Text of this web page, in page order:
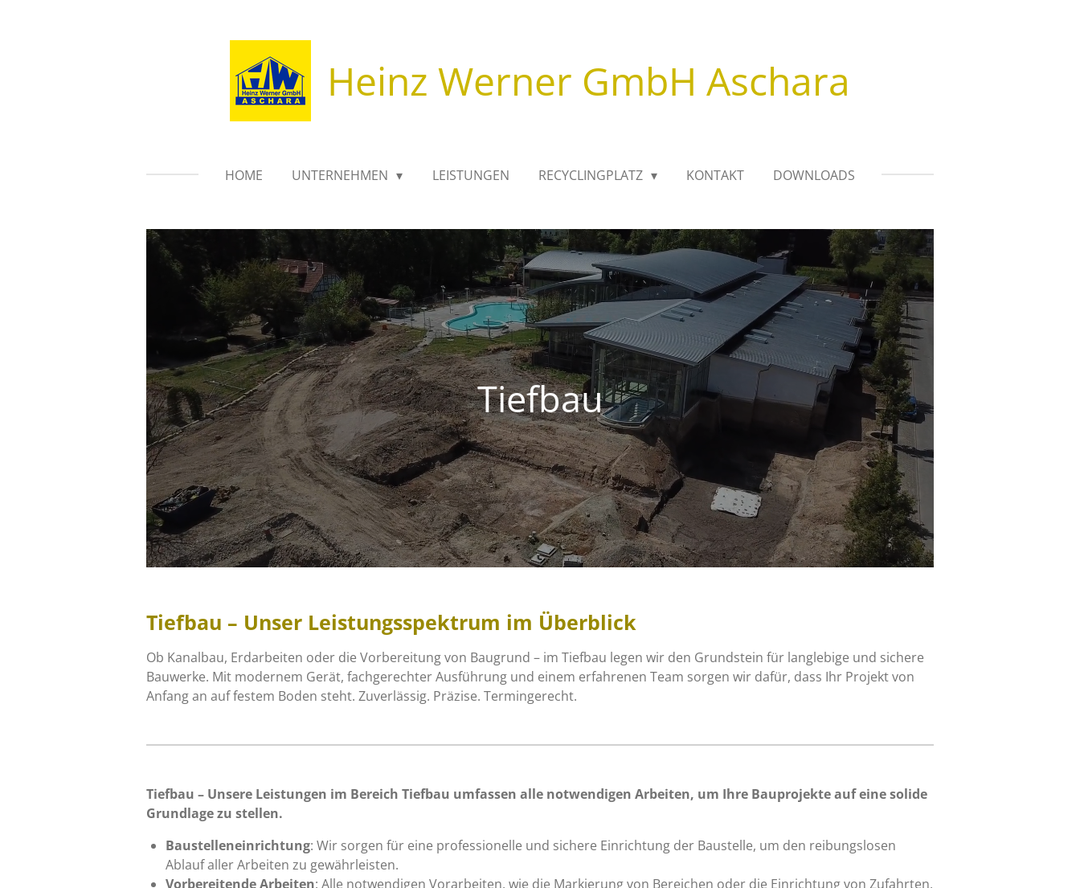
Heinz Werner GmbH Aschara
HOME UNTERNEHMEN LEISTUNGEN RECYCLINGPLATZ KONTAKT DOWNLOADS
Tiefbau
Tiefbau – Unser Leistungsspektrum im Überblick
Ob Kanalbau, Erdarbeiten oder die Vorbereitung von Baugrund – im Tiefbau legen wir den Grundstein für langlebige und sichere
Bauwerke. Mit modernem Gerät, fachgerechter Ausführung und einem erfahrenen Team sorgen wir dafür, dass Ihr Projekt von
Anfang an auf festem Boden steht. Zuverlässig. Präzise. Termingerecht.
Tiefbau – Unsere Leistungen im Bereich Tiefbau umfassen alle notwendigen Arbeiten, um Ihre Bauprojekte auf eine solide
Grundlage zu stellen.
Baustelleneinrichtung: Wir sorgen für eine professionelle und sichere Einrichtung der Baustelle, um den reibungslosen
Ablauf aller Arbeiten zu gewährleisten.
Vorbereitende Arbeiten: Alle notwendigen Vorarbeiten, wie die Markierung von Bereichen oder die Einrichtung von Zufahrten,